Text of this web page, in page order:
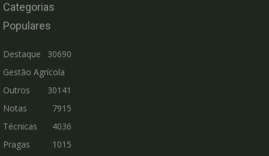
Categorias
Populares
Destaque
30690
Gestão Agrícola
30141
Outros
7915
Notas
Técnicas
4036
Pragas
1015